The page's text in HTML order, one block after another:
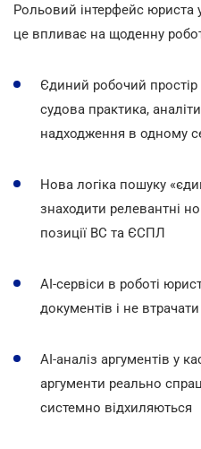
Рольовий інтерфейс юриста
це впливає на щоденну
Єдиний робочий
судова практика,
надходження в одному
Нова логіка пошуку
знаходити релевантні
позиції ВС та ЄСПЛ
AI-сервіси в роботі
документів і не
AI-аналіз аргументів у
аргументи реально
системно відхиляються